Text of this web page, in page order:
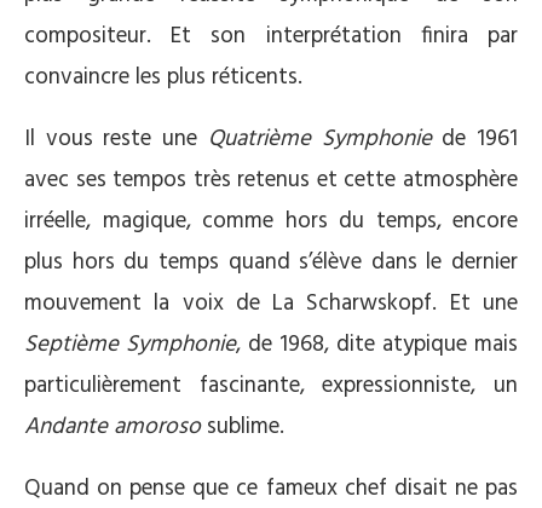
compositeur. Et son interprétation finira par
convaincre les plus réticents.
Il vous reste une Quatrième Symphoniede 1961
avec ses tempos très retenus et cette atmosphère
irréelle, magique, comme hors du temps, encore
plus hors du temps quand s’élève dans le dernier
mouvement la voix de La Scharwskopf. Et une
Septième Symphonie, de 1968, dite atypique mais
particulièrement fascinante, expressionniste, un
Andante amorososublime.
Quand on pense que ce fameux chef disait ne pas